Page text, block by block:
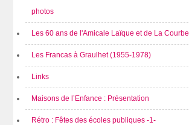
photos
Les 60 ans de l'Amicale Laïque et de La Courbe
Les Francas à Graulhet (1955-1978)
Links
Maisons de l’Enfance : Présentation
Rétro : Fêtes des écoles publiques -1-